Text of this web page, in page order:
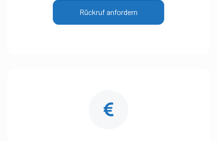
Rückruf anfordern